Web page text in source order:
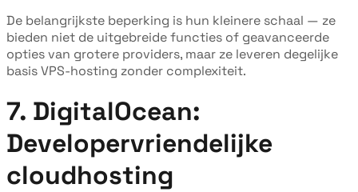
De belangrijkste beperking is hun kleinere schaal — ze
bieden niet de uitgebreide functies of geavanceerde
opties van grotere providers, maar ze leveren degelijke
basis VPS-hosting zonder complexiteit.
7. DigitalOcean:
Developervriendelijke
cloudhosting